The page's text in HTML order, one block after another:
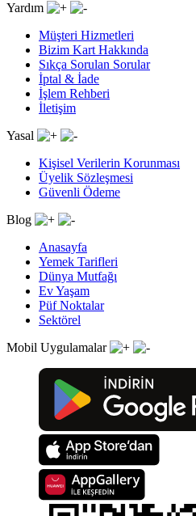
Yardım
Müşteri Hizmetleri
Bizim Kart Hakkında
Sıkça Sorulan Sorular
İptal & İade
İşlem Rehberi
İletişim
Yasal
Kişisel Verilerin Korunması
Üyelik Sözleşmesi
Güvenli Ödeme
Blog
Anasayfa
Yemek Tarifleri
Dünya Mutfağı
Ev Yaşam
Püf Noktalar
Sektörel
Mobil Uygulamalar